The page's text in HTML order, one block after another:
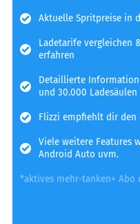
Aktuelle Spritpreise in
Ladetarife vergleichen
erfahren
Detaillierte
und 30.000 Ladesäulen
Flizzi empfiehlt dir
Viele weitere Features
Android Auto uvm.
*aktives mehr-tanken+ Abo